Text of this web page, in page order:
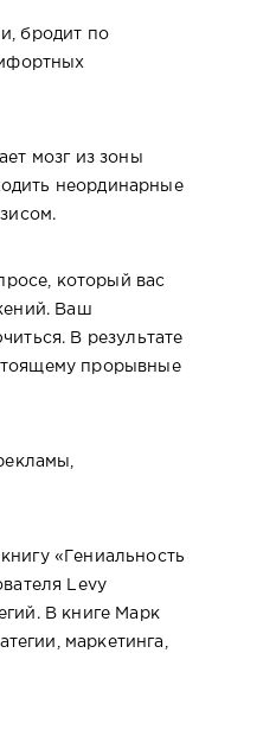
бродит по
мозг из зоны
неординарные
который вас
Ваш
В результате
прорывные
«Гениальность
Levy
В книге Марк
маркетинга,